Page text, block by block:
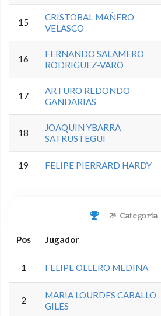
15
CRISTOBAL MAÑERO
VELASCO
16
FERNANDO SALAMERO
RODRIGUEZ-VARO
17
ARTURO REDONDO
GANDARIAS
18
JOAQUIN YBARRA
SATRUSTEGUI
19 FELIPE PIERRARD HARDY
2ª Categoría
Pos Jugador
1 FELIPE OLLERO MEDINA
2
MARIA LOURDES CABALLO
GILES